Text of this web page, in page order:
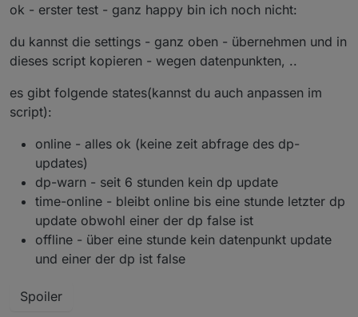
nehmen, da durch z.B.DutyCycledas Gerät für
korrekt funktioniert. Wahrscheinlich wird man
Analyse darüber fährt.
ok - erster test - ganz happy bin ich noch nicht:
du kannst die settings - ganz oben - übernehmen und in
dieses script kopieren - wegen datenpunkten, ..
es gibt folgende states(kannst du auch anpassen im
script):
online - alles ok (keine zeit abfrage des dp-
updates)
dp-warn - seit 6 stunden kein dp update
time-online - bleibt online bis eine stunde letzter dp
update obwohl einer der dp false ist
offline - über eine stunde kein datenpunkt update
und einer der dp ist false
Spoiler